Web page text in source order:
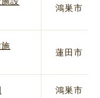
鴻巣市
蓮田市
鴻巣市